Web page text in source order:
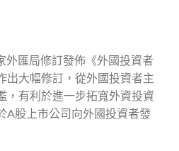
外匯局修訂發佈《外國投資者
出大幅修訂，從外國投資者主
，有利於進一步拓寬外資投資
A股上市公司向外國投資者發